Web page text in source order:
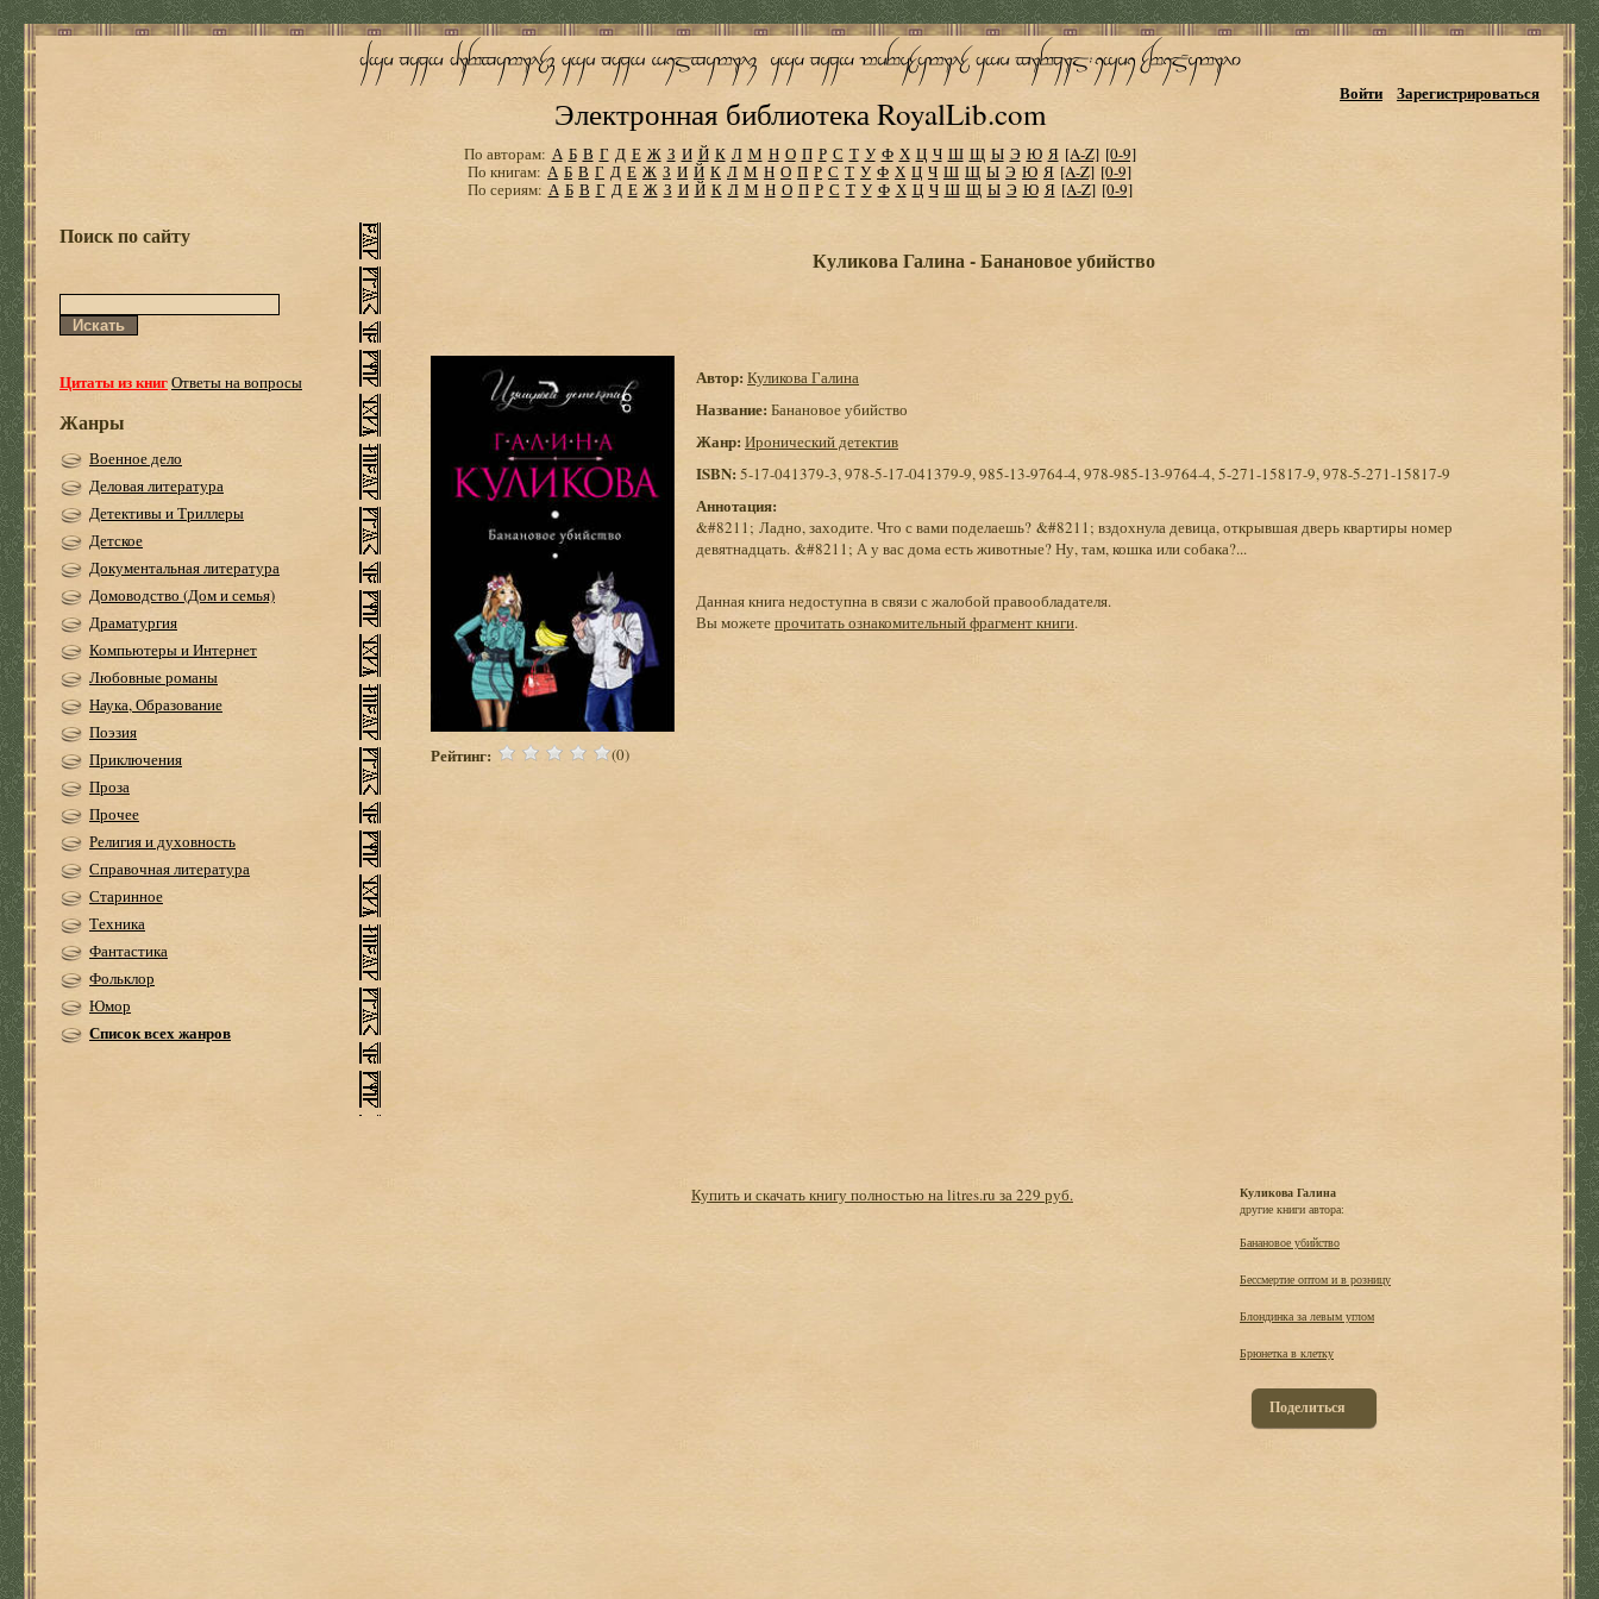
Электронная библиотека RoyalLib.com
Войти Зарегистрироваться
По авторам: А Б В Г Д Е Ж З И Й К Л М Н О П Р С Т У Ф Х Ц Ч Ш Щ Ы Э Ю Я [A-Z] [0-9]
По книгам: А Б В Г Д Е Ж З И Й К Л М Н О П Р С Т У Ф Х Ц Ч Ш Щ Ы Э Ю Я [A-Z] [0-9]
По сериям: А Б В Г Д Е Ж З И Й К Л М Н О П Р С Т У Ф Х Ц Ч Ш Щ Ы Э Ю Я [A-Z] [0-9]
Поиск по сайту
Цитаты из книгОтветы на вопросы
Жанры
Военное дело
Деловая литература
Детективы и Триллеры
Детское
Документальная литература
Домоводство (Дом и семья)
Драматургия
Компьютеры и Интернет
Любовные романы
Наука, Образование
Поэзия
Приключения
Проза
Прочее
Религия и духовность
Справочная литература
Старинное
Техника
Фантастика
Фольклор
Юмор
Список всех жанров
Куликова Галина - Банановое убийство
Рейтинг: (0)
Автор: Куликова Галина
Название: Банановое убийство
Жанр: Иронический детектив
ISBN: 5-17-041379-3, 978-5-17-041379-9, 985-13-9764-4, 978-985-13-9764-4, 5-271-15817-9, 978-5-271-15817-9
Аннотация:
&#8211; Ладно, заходите. Что с вами поделаешь? &#8211; вздохнула девица, открывшая дверь квартиры номер
девятнадцать. &#8211; А у вас дома есть животные? Ну, там, кошка или собака?...
Данная книга недоступна в связи с жалобой правообладателя.
Вы можетепрочитать ознакомительный фрагмент книги.
Купить и скачать книгу полностью на litres.ru за 229 руб.
Куликова Галина
другие книги автора:
Банановое убийство
Бессмертие оптом и в розницу
Блондинка за левым углом
Брюнетка в клетку
Поделиться